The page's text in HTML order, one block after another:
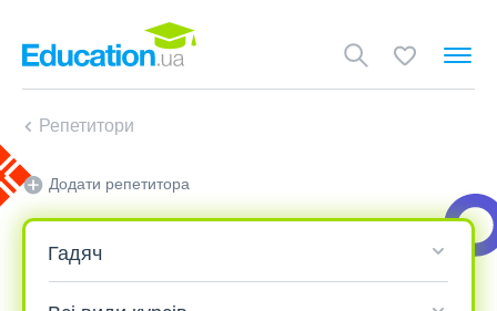
Репетитори
Додати репетитора